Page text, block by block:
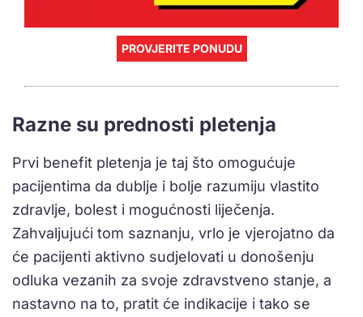
PROVJERITE PONUDU
Razne su prednosti pletenja
Prvi benefit pletenja je taj što omogućuje
pacijentima da dublje i bolje razumiju vlastito
zdravlje, bolest i mogućnosti liječenja.
Zahvaljujući tom saznanju, vrlo je vjerojatno da
će pacijenti aktivno sudjelovati u donošenju
odluka vezanih za svoje zdravstveno stanje, a
nastavno na to, pratit će indikacije i tako se